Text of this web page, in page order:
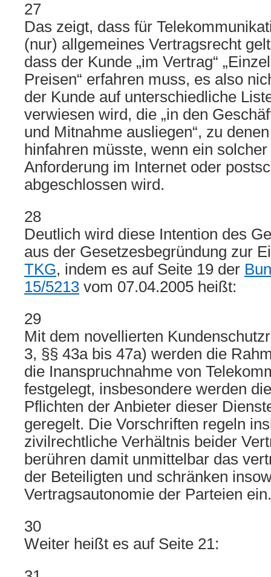
27
Das zeigt, dass für
(nur) allgemeines Vertragsrecht
dass der Kunde „im Vertrag“
Preisen“ erfahren muss, es also
der Kunde auf unterschiedliche
verwiesen wird, die „in den
und Mitnahme ausliegen“, zu
hinfahren müsste, wenn ein
Anforderung im Internet oder
abgeschlossen wird.
28
Deutlich wird diese Intention des
aus der Gesetzesbegründung zur
TKG, indem es auf Seite 19 der
15/5213 vom 07.04.2005 heißt:
29
Mit dem novellierten
3, §§ 43a bis 47a) werden die
die Inanspruchnahme von
festgelegt, insbesondere werden
Pflichten der Anbieter dieser
geregelt. Die Vorschriften regeln
zivilrechtliche Verhältnis beider
berühren damit unmittelbar das
der Beteiligten und schränken
Vertragsautonomie der Parteien ein.
30
Weiter heißt es auf Seite 21: